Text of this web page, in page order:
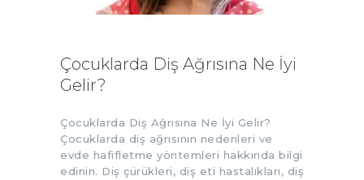
Çocuklarda Diş Ağrısına Ne İyi
Gelir?
Çocuklarda Diş Ağrısına Ne İyi Gelir?
Çocuklarda diş ağrısının nedenleri ve
evde hafifletme yöntemleri hakkında bilgi
edinin. Diş çürükleri, diş eti hastalıkları, diş